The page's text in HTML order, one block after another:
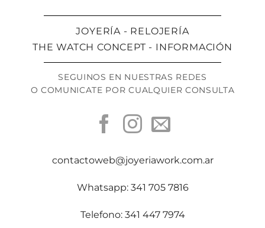
JOYERÍA - RELOJERÍA
THE WATCH CONCEPT - INFORMACIÓN
SEGUINOS EN NUESTRAS REDES
O COMUNICATE POR CUALQUIER CONSULTA
contactoweb@joyeriawork.com.ar
Whatsapp: 341 705 7816
Telefono: 341 447 7974